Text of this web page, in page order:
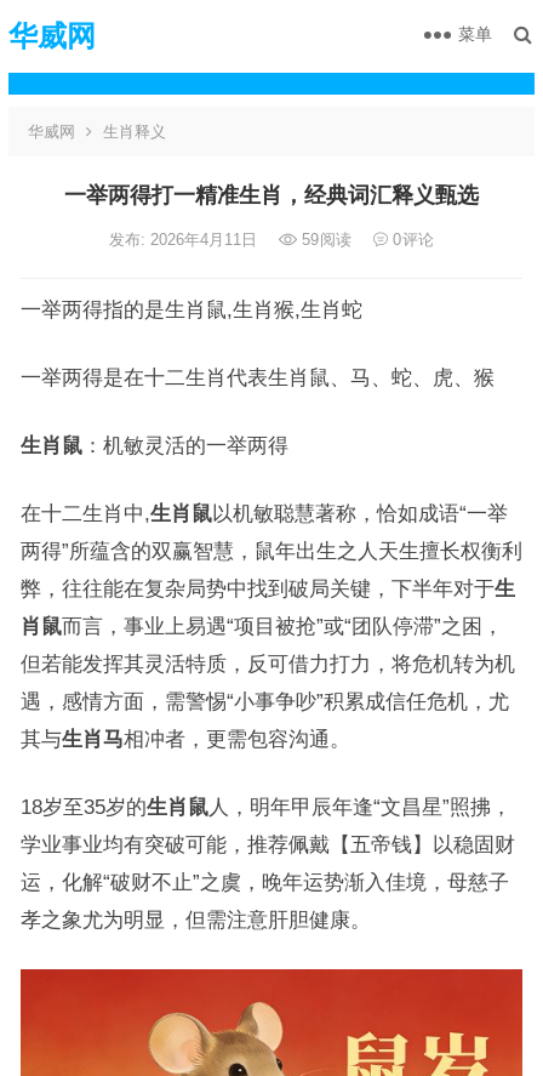
华威网 菜单
华威网 生肖释义
一举两得打一精准生肖，经典词汇释义甄选
发布: 2026年4月11日 59阅读 0评论
一举两得指的是生肖鼠,生肖猴,生肖蛇
一举两得是在十二生肖代表生肖鼠、马、蛇、虎、猴
生肖鼠：机敏灵活的一举两得
在十二生肖中,生肖鼠以机敏聪慧著称，恰如成语“一举
两得”所蕴含的双赢智慧，鼠年出生之人天生擅长权衡利
弊，往往能在复杂局势中找到破局关键，下半年对于生
肖鼠而言，事业上易遇“项目被抢”或“团队停滞”之困，
但若能发挥其灵活特质，反可借力打力，将危机转为机
遇，感情方面，需警惕“小事争吵”积累成信任危机，尤
其与生肖马相冲者，更需包容沟通。
18岁至35岁的生肖鼠人，明年甲辰年逢“文昌星”照拂，
学业事业均有突破可能，推荐佩戴【五帝钱】以稳固财
运，化解“破财不止”之虞，晚年运势渐入佳境，母慈子
孝之象尤为明显，但需注意肝胆健康。